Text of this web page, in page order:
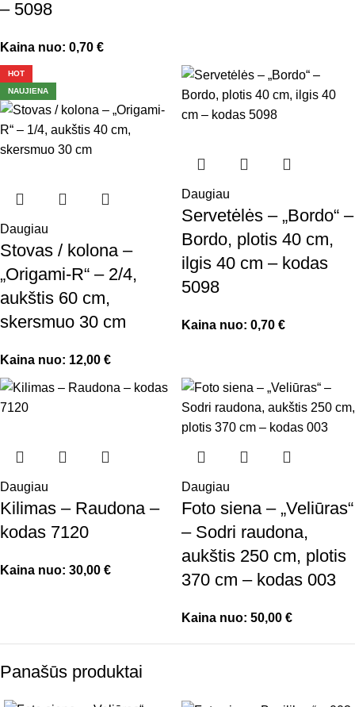
– 5098
Kaina nuo: 0,70 €
HOT
NAUJIENA
Daugiau
Stovas / kolona –
„Origami-R“ – 2/4,
aukštis 60 cm,
skersmuo 30 cm
Kaina nuo: 12,00 €
Daugiau
Servetėlės – „Bordo“ –
Bordo, plotis 40 cm,
ilgis 40 cm – kodas
5098
Kaina nuo: 0,70 €
Daugiau
Kilimas – Raudona –
kodas 7120
Kaina nuo: 30,00 €
Daugiau
Foto siena – „Veliūras“
– Sodri raudona,
aukštis 250 cm, plotis
370 cm – kodas 003
Kaina nuo: 50,00 €
Panašūs produktai